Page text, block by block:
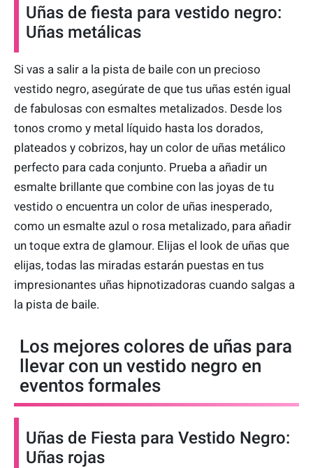
Uñas de fiesta para vestido negro:
Uñas metálicas
Si vas a salir a la pista de baile con un precioso
vestido negro, asegúrate de que tus uñas estén igual
de fabulosas con esmaltes metalizados. Desde los
tonos cromo y metal líquido hasta los dorados,
plateados y cobrizos, hay un color de uñas metálico
perfecto para cada conjunto. Prueba a añadir un
esmalte brillante que combine con las joyas de tu
vestido o encuentra un color de uñas inesperado,
como un esmalte azul o rosa metalizado, para añadir
un toque extra de glamour. Elijas el look de uñas que
elijas, todas las miradas estarán puestas en tus
impresionantes uñas hipnotizadoras cuando salgas a
la pista de baile.
Los mejores colores de uñas para
llevar con un vestido negro en
eventos formales
Uñas de Fiesta para Vestido Negro:
Uñas rojas